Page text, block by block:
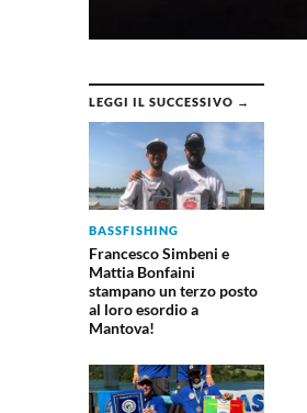
LEGGI IL SUCCESSIVO →
BASSFISHING
Francesco Simbeni e
Mattia Bonfaini
stampano un terzo posto
al loro esordio a
Mantova!